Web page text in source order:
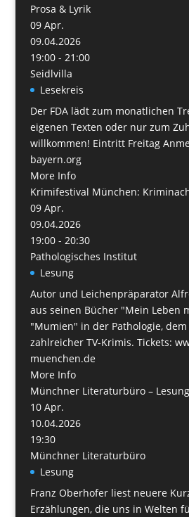
Prosa & Lyrik
09 Apr.
09.04.2026
19:00 - 21:00
Seidlvilla
Lesekreis
Der FDA lädt zum monatlichen
eigenen Texten oder nur zum
willkommen! Eintritt Freitag
bayern.org
More Info
Krimifestival München:
09 Apr.
09.04.2026
19:00 - 20:30
Pathologisches Institut
Lesung
Autor und Leichenpräparator
aus seinen Bücher "Mein Leben
"Mumien" in der Pathologie, dem
zahlreicher TV-Krimis. Tickets:
muenchen.de
More Info
Münchner Literaturbüro –
10 Apr.
10.04.2026
19:30
Münchner Literaturbüro
Lesung
Franz Oberhofer liest neuere
Erzählungen, die uns in Welten